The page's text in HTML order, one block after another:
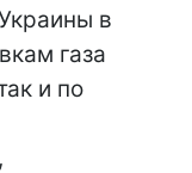
в
газа
и по